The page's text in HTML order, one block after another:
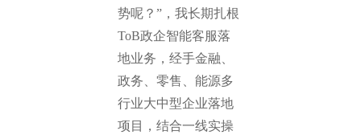
势呢？”，我长期扎根
ToB政企智能客服落
地业务，经手金融、
政务、零售、能源多
行业大中型企业落地
项目，结合一线实操